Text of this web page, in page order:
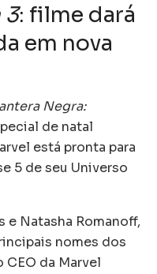
3: filme dará
em nova
Negra:
de natal
está pronta para
5 de seu Universo
e Natasha Romanoff,
nomes dos
da Marvel